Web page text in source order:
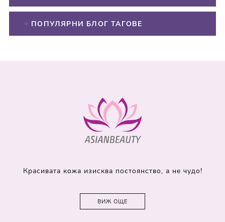
ПОПУЛЯРНИ БЛОГ ТАГОВЕ
Красивата кожа изисква постоянство, а не чудо!
ВИЖ ОЩЕ